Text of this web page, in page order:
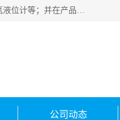
河南福瑞德仪表有限公司是生产销售电容液位计、液氨液位计、小量程液位计定制、智能锅炉水位计、液氮液位计等；并在产品开发、研制的过程中，吸取国内外仪器仪表的技术精华，建立了一支高、精、尖的科研开发队伍，使产品性能不断升级。
公司动态